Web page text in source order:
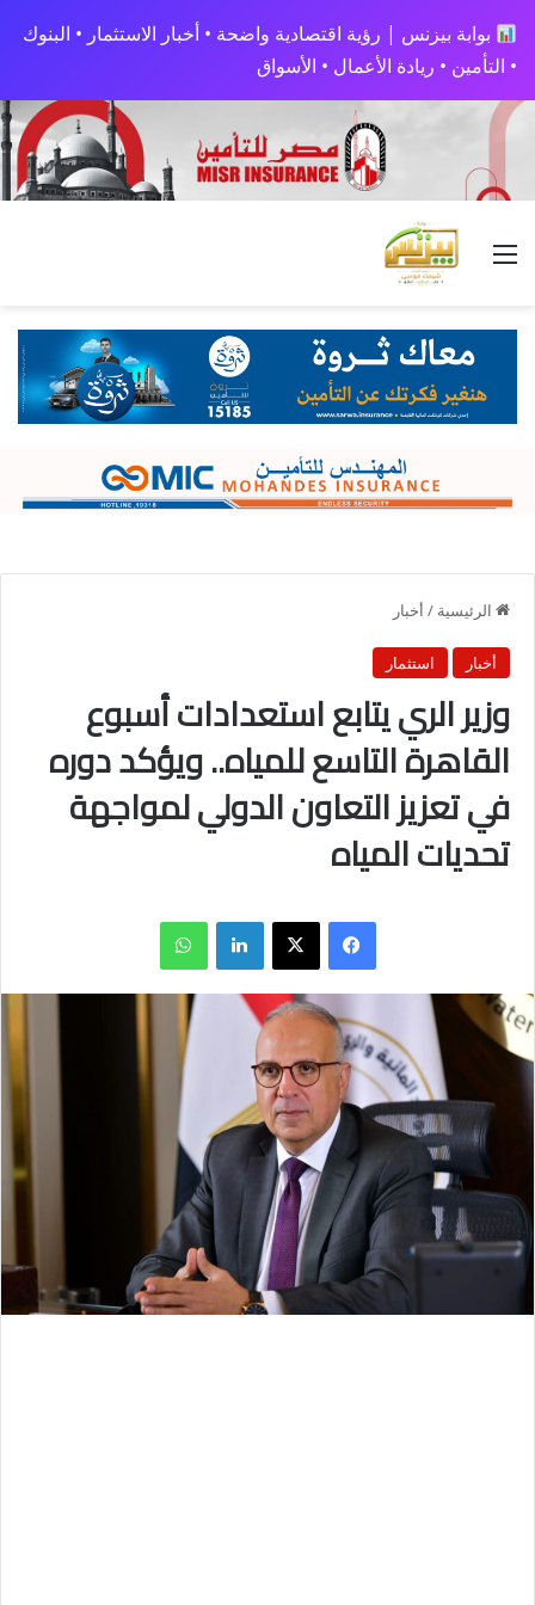
بوابة بيزنس | رؤية اقتصادية واضحة • أخبار الاستثمار • البنوك
• التأمين • ريادة الأعمال • الأسواق
القائمة
الرئيسية / أخبار
أخبار استثمار
وزير الري يتابع استعدادات أسبوع
القاهرة التاسع للمياه.. ويؤكد دوره
في تعزيز التعاون الدولي لمواجهة
تحديات المياه
فيسبوك X لينكدإن